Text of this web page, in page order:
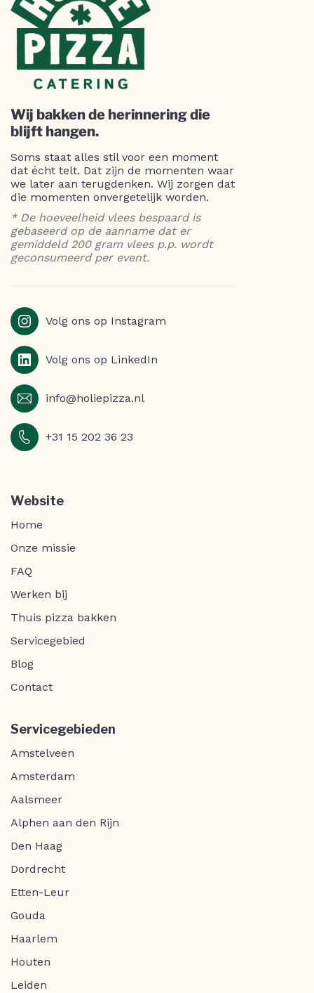
Wij bakken de herinnering die
blijft hangen.
Soms staat alles stil voor een moment
dat écht telt. Dat zijn de momenten waar
we later aan terugdenken. Wij zorgen dat
die momenten onvergetelijk worden.
* De hoeveelheid vlees bespaard is
gebaseerd op de aanname dat er
gemiddeld 200 gram vlees p.p. wordt
geconsumeerd per event.
Volg ons op Instagram
Volg ons op LinkedIn
info@holiepizza.nl
+31 15 202 36 23
Website
Home
Onze missie
FAQ
Werken bij
Thuis pizza bakken
Servicegebied
Blog
Contact
Servicegebieden
Amstelveen
Amsterdam
Aalsmeer
Alphen aan den Rijn
Den Haag
Dordrecht
Etten-Leur
Gouda
Haarlem
Houten
Leiden